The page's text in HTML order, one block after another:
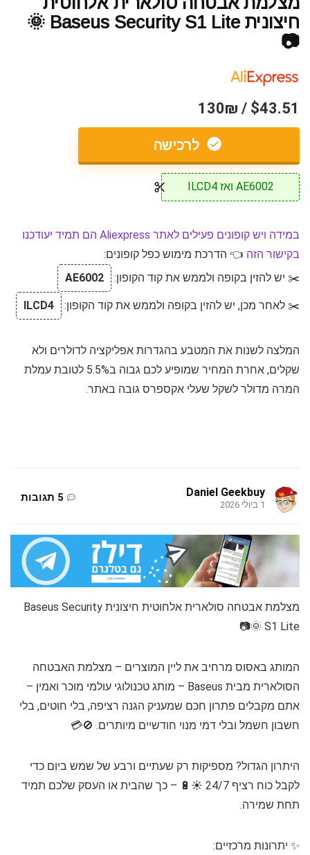
חיצונית Baseus Security S1 Lite 🌞
📷
$43.51 / 130₪
לרכישה
AE6002 ואז ILCD4
במידה ויש קופונים פעילים לאתר Aliexpress הם תמיד יעודכנו
בקישור הזה 👈 הדרכת מימוש כפל קופונים:
✂️ יש להזין בקופה ולממש את קוד הקופון:
AE6002
✂️ לאחר מכן, יש להזין בקופה ולממש את קוד הקופון: ILCD4
המלצה לשנות את המטבע בהגדרות אפליקציה לדולרים ולא
שקלים, אחרת המחיר שמופיע לכם גבוה ב5.5% לטובת עמלת
המרה מדולר לשקל שעלי אקספרס גובה באתר.
Daniel Geekbuy
1 ביולי 2026
5 תגובות
מצלמת אבטחה סולארית אלחוטית חיצונית Baseus Security
S1 Lite 🌞📷
המותג באסוס מרחיב את ליין המוצרים – מצלמת האבטחה
הסולארית מבית Baseus – מותג טכנולוגי עולמי מוכר ואמין –
אתם מקבלים פתרון חכם שמעניק הגנה רציפה, בלי חוטים, בלי
חשבון חשמל ובלי דמי מנוי חודשיים מיותרים. 🚫💳
היתרון הגדול? מספיקות רק שעתיים ורבע של שמש ביום כדי
לקבל כוח רציף 24/7 ☀️🔋 – כך שהבית או העסק שלכם תמיד
תחת שמירה.
✨ יתרונות מרכזיים: